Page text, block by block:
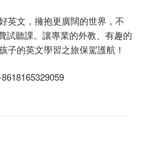
英文，擁抱更廣闊的世界，不
試聽課。讓專業的外教、有趣的
子的英文學習之旅保駕護航！